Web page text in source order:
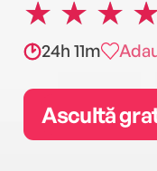
24h 11m
Ascultă